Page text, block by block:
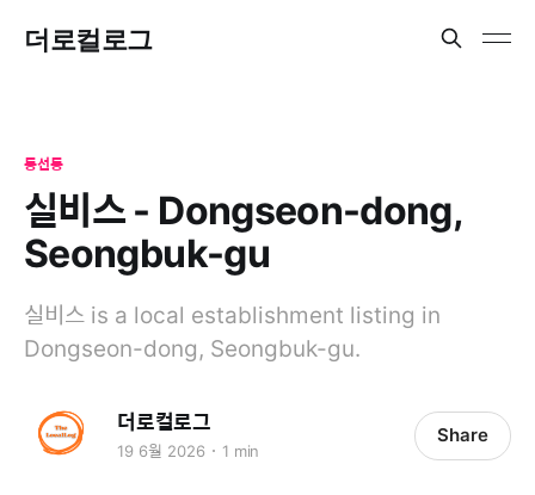
더로컬로그
동선동
실비스 - Dongseon-dong,
Seongbuk-gu
실비스 is a local establishment listing in
Dongseon-dong, Seongbuk-gu.
더로컬로그
19 6월 2026 1 min
Share